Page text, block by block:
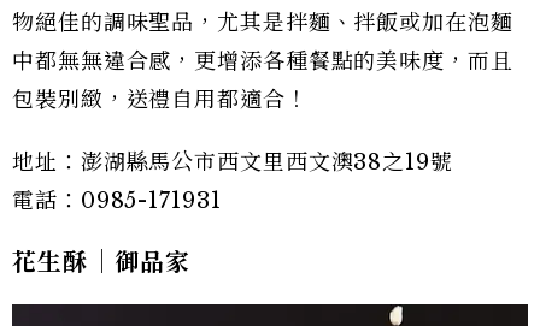
物絕佳的調味聖品，尤其是拌麵、拌飯或加在泡麵
中都無無違合感，更增添各種餐點的美味度，而且
包裝別緻，送禮自用都適合！
地址：澎湖縣馬公市西文里西文澳38之19號
電話：0985-171931
花生酥｜御品家